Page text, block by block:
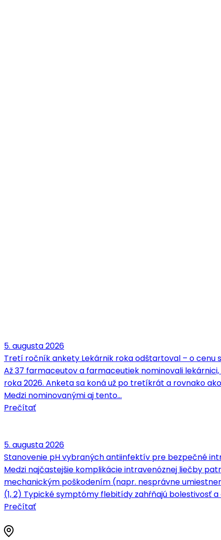
5. augusta 2026
Tretí ročník ankety Lekárnik roka odštartoval – o cenu
Až 37 farmaceutov a farmaceutiek nominovali
roka 2026. Anketa sa koná už po tretíkrát a rovnako
Medzi nominovanými aj tento…
Prečítať
5. augusta 2026
Stanovenie pH vybraných antiinfektív pre bezpečné
Medzi najčastejšie komplikácie intravenóznej liečby
mechanickým poškodením (napr. nesprávne
(1, 2) Typické symptómy flebitídy zahŕňajú bolestivosť
Prečítať